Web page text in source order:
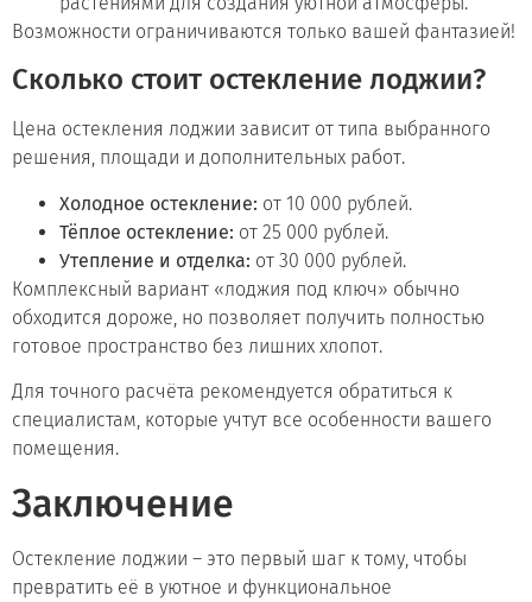
Возможности ограничиваются только вашей фантазией!
Сколько стоит остекление лоджии?
Цена остекления лоджии зависит от типа выбранного
решения, площади и дополнительных работ.
Холодное остекление: от 10 000 рублей.
Тёплое остекление: от 25 000 рублей.
Утепление и отделка: от 30 000 рублей.
Комплексный вариант «лоджия под ключ» обычно
обходится дороже, но позволяет получить полностью
готовое пространство без лишних хлопот.
Для точного расчёта рекомендуется обратиться к
специалистам, которые учтут все особенности вашего
помещения.
Заключение
Остекление лоджии – это первый шаг к тому, чтобы
превратить её в уютное и функциональное